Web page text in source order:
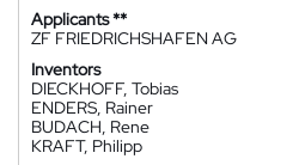
Applicants **
ZF FRIEDRICHSHAFEN AG
Inventors
DIECKHOFF, Tobias
ENDERS, Rainer
BUDACH, Rene
KRAFT, Philipp